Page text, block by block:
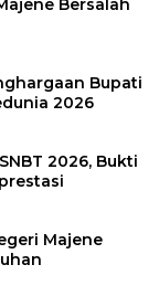
Bersalah
Bupati
2026
2026, Bukti
Majene